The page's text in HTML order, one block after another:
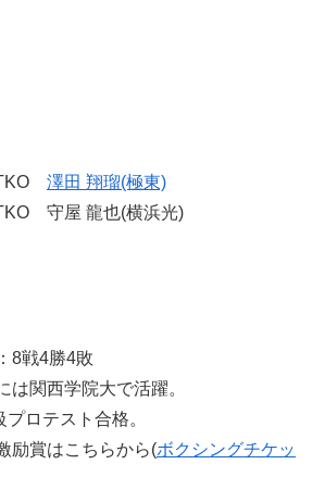
澤田 翔瑠(極東)
守屋 龍也(横浜光)
8戦4勝4敗
は関西学院大で活躍。
プロテスト合格。
励賞はこちらから(ボクシングチケッ